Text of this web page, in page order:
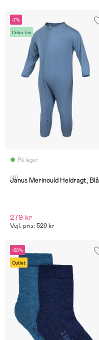
-7%
Oeko-Tex
På lager
(0)
Janus Merinould Heldragt, Blå
279 kr
Vejl. pris: 529 kr
-50%
Outlet